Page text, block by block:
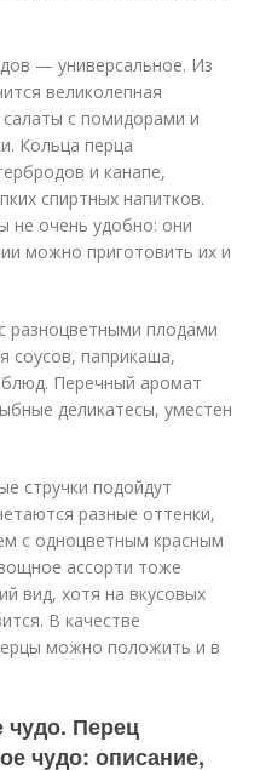
— универсальное. Из
великолепная
с помидорами и
Кольца перца
и канапе,
спиртных напитков.
не очень удобно: они
можно приготовить их и
разноцветными плодами
соусов, паприкаша,
Перечный аромат
деликатесы, уместен
стручки подойдут
разные оттенки,
с одноцветным красным
ассорти тоже
вид, хотя на вкусовых
В качестве
можно положить и в
Перец
чудо: описание,